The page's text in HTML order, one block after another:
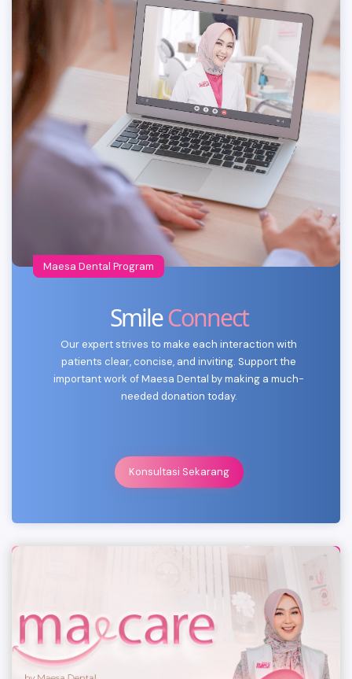
Maesa Dental Program
SmileConnect
Our expert strives to make each interaction with
patients clear, concise, and inviting. Support the
important work of Maesa Dental by making a much-
needed donation today.
Konsultasi Sekarang